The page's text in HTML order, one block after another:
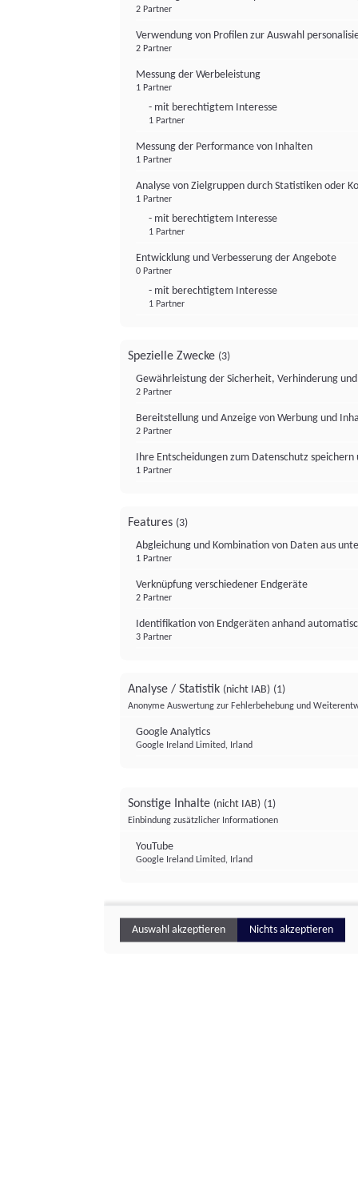
2 Partner
Verwendung von Profilen zur Auswahl
2 Partner
Messung der Werbeleistung
1 Partner
- mit berechtigtem Interesse
1 Partner
Messung der Performance von Inhalten
1 Partner
Analyse von Zielgruppen durch Statistiken oder
1 Partner
- mit berechtigtem Interesse
1 Partner
Entwicklung und Verbesserung der Angebote
0 Partner
- mit berechtigtem Interesse
1 Partner
Spezielle Zwecke (3)
Gewährleistung der Sicherheit, Verhinderung
2 Partner
Bereitstellung und Anzeige von Werbung und
2 Partner
Ihre Entscheidungen zum Datenschutz
1 Partner
Features (3)
Abgleichung und Kombination von Daten aus
1 Partner
Verknüpfung verschiedener Endgeräte
2 Partner
Identifikation von Endgeräten anhand
3 Partner
Analyse / Statistik (nicht IAB) (1)
Anonyme Auswertung zur Fehlerbehebung und
Google Analytics
Google Ireland Limited, Irland
Sonstige Inhalte (nicht IAB) (1)
Einbindung zusätzlicher Informationen
YouTube
Google Ireland Limited, Irland
Auswahl akzeptieren Nichts akzeptieren